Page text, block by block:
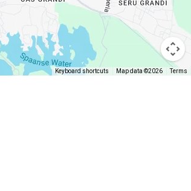
Keyboard shortcuts Map data ©2026 Terms